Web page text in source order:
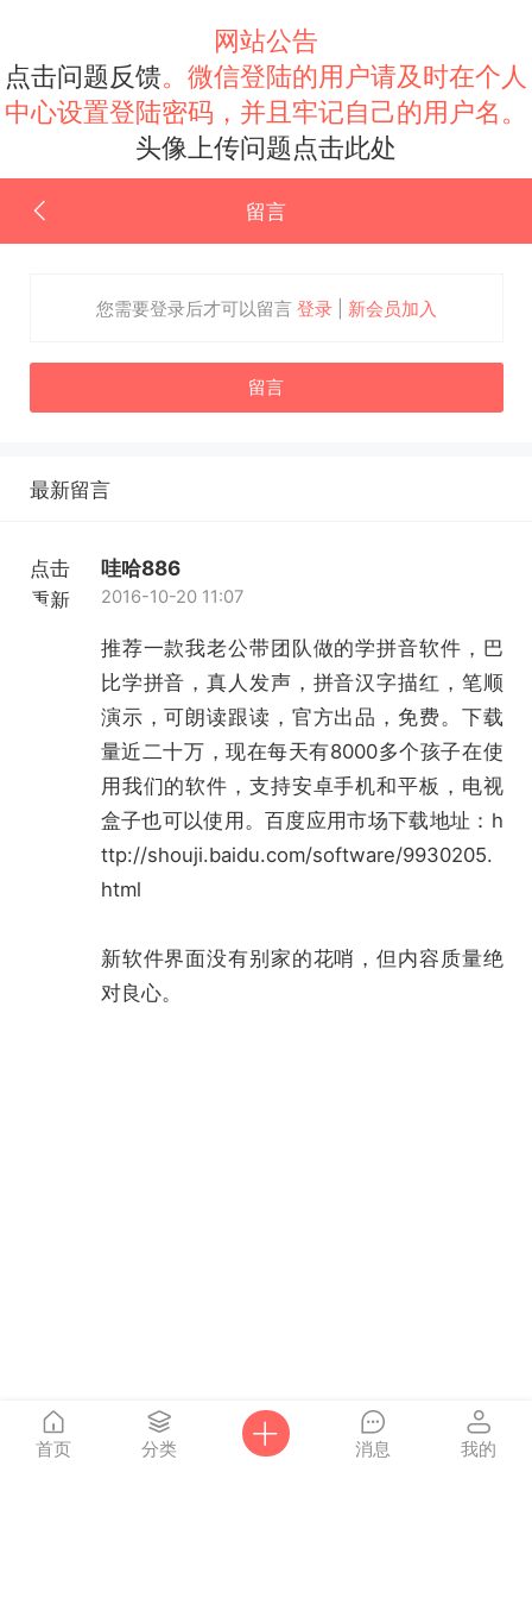
网站公告
点击问题反馈。微信登陆的用户请及时在个人
中心设置登陆密码，并且牢记自己的用户名。
头像上传问题点击此处
留言
您需要登录后才可以留言 登录| 新会员加入
留言
最新留言
点击
重新
哇哈886
2016-10-20 11:07
推荐一款我老公带团队做的学拼音软件，巴
比学拼音，真人发声，拼音汉字描红，笔顺
演示，可朗读跟读，官方出品，免费。下载
量近二十万，现在每天有8000多个孩子在使
用我们的软件，支持安卓手机和平板，电视
盒子也可以使用。百度应用市场下载地址： h
ttp://shouji.baidu.com/software/9930205.
html
新软件界面没有别家的花哨，但内容质量绝
对良心。
首页 分类 消息 我的